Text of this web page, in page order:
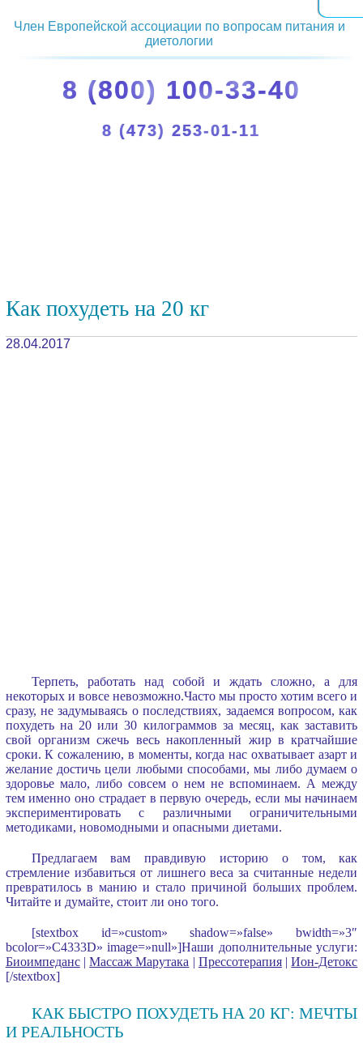
Член Европейской ассоциации по вопросам питания и
диетологии
8 (800) 100-33-40
8 (473) 253-01-11
Как похудеть на 20 кг
28.04.2017
Терпеть, работать над собой и ждать сложно, а для
некоторых и вовсе невозможно.Часто мы просто хотим всего и
сразу, не задумываясь о последствиях, задаемся вопросом, как
похудеть на 20 или 30 килограммов за месяц, как заставить
свой организм сжечь весь накопленный жир в кратчайшие
сроки. К сожалению, в моменты, когда нас охватывает азарт и
желание достичь цели любыми способами, мы либо думаем о
здоровье мало, либо совсем о нем не вспоминаем. А между
тем именно оно страдает в первую очередь, если мы начинаем
экспериментировать с различными ограничительными
методиками, новомодными и опасными диетами.
Предлагаем вам правдивую историю о том, как
стремление избавиться от лишнего веса за считанные недели
превратилось в манию и стало причиной больших проблем.
Читайте и думайте, стоит ли оно того.
[stextbox id=»custom» shadow=»false» bwidth=»3″
bcolor=»C4333D» image=»null»]Наши дополнительные услуги:
Биоимпеданс|Массаж Марутака | Прессотерапия|Ион-Детокс
[/stextbox]
КАК БЫСТРО ПОХУДЕТЬ НА 20 КГ: МЕЧТЫ
И РЕАЛЬНОСТЬ